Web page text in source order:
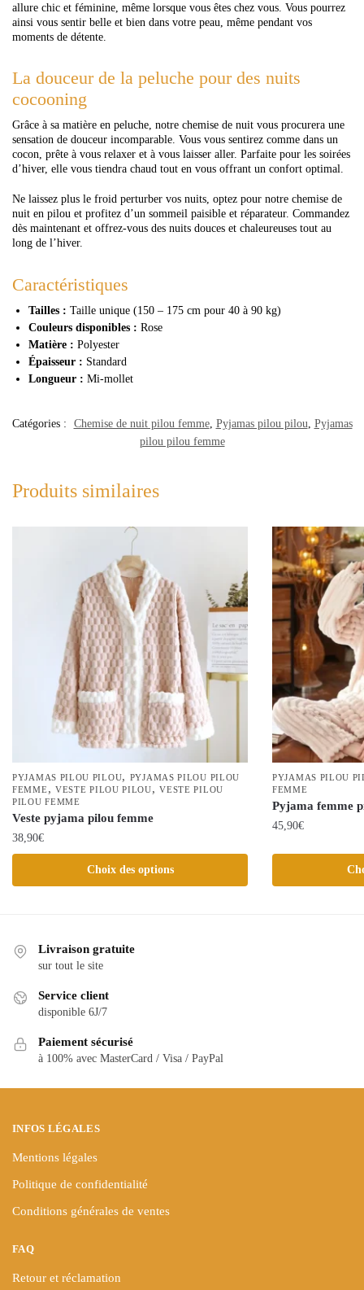
allure chic et féminine, même lorsque vous êtes chez vous. Vous pourrez
ainsi vous sentir belle et bien dans votre peau, même pendant vos
moments de détente.
La douceur de la peluche pour des nuits
cocooning
Grâce à sa matière en peluche, notre chemise de nuit vous procurera une
sensation de douceur incomparable. Vous vous sentirez comme dans un
cocon, prête à vous relaxer et à vous laisser aller. Parfaite pour les soirées
d’hiver, elle vous tiendra chaud tout en vous offrant un confort optimal.
Ne laissez plus le froid perturber vos nuits, optez pour notre chemise de
nuit en pilou et profitez d’un sommeil paisible et réparateur. Commandez
dès maintenant et offrez-vous des nuits douces et chaleureuses tout au
long de l’hiver.
Caractéristiques
Tailles : Taille unique (150 – 175 cm pour 40 à 90 kg)
Couleurs disponibles : Rose
Matière : Polyester
Épaisseur : Standard
Longueur : Mi-mollet
Catégories : Chemise de nuit pilou femme, Pyjamas pilou pilou Pyjamas
pilou pilou femme
Produits similaires
PYJAMAS PILOU PILOU, PYJAMAS PILOU PILOU
FEMME, VESTE PILOU PILOU,VESTE PILOU
PILOU FEMME
Veste pyjama pilou femme
38,90€
Choix des options
produit
variations.
peuvent
choisies
PYJAMAS PILOU
FEMME
Pyjama femme
45,90€
Ce
page
Livraison gratuite
sur tout le site
Service client
disponible 6J/7
Paiement sécurisé
à 100% avec MasterCard / Visa / PayPal
INFOS LÉGALES
Mentions légales
Politique de confidentialité
Conditions générales de ventes
FAQ
Retour et réclamation